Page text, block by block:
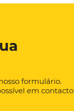
formulário.
em contacto